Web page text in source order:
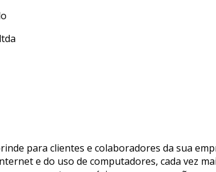
para clientes e colaboradores da sua
e do uso de computadores, cada vez